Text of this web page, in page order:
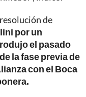
de
por un
el pasado
la fase previa de
con el Boca